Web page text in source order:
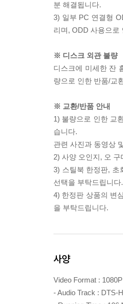
분 해결됩니다.
3) 일부 PC 연결형
리며, ODD 사용으로
※ 디스크 외관 불량
디스크에 미세한 잔
량으로 인한 반품/교
※ 교환/반품 안내
1) 불량으로 인한 교
습니다.
관련 사진과 동영상
2) 사양 오인지, 오
3) 스틸북 한정판, 초
선택을 부탁드립니다.
4) 한정판 상품의 변
을 부탁드립니다.
사양
Video Format :
- Audio Track : DTS-